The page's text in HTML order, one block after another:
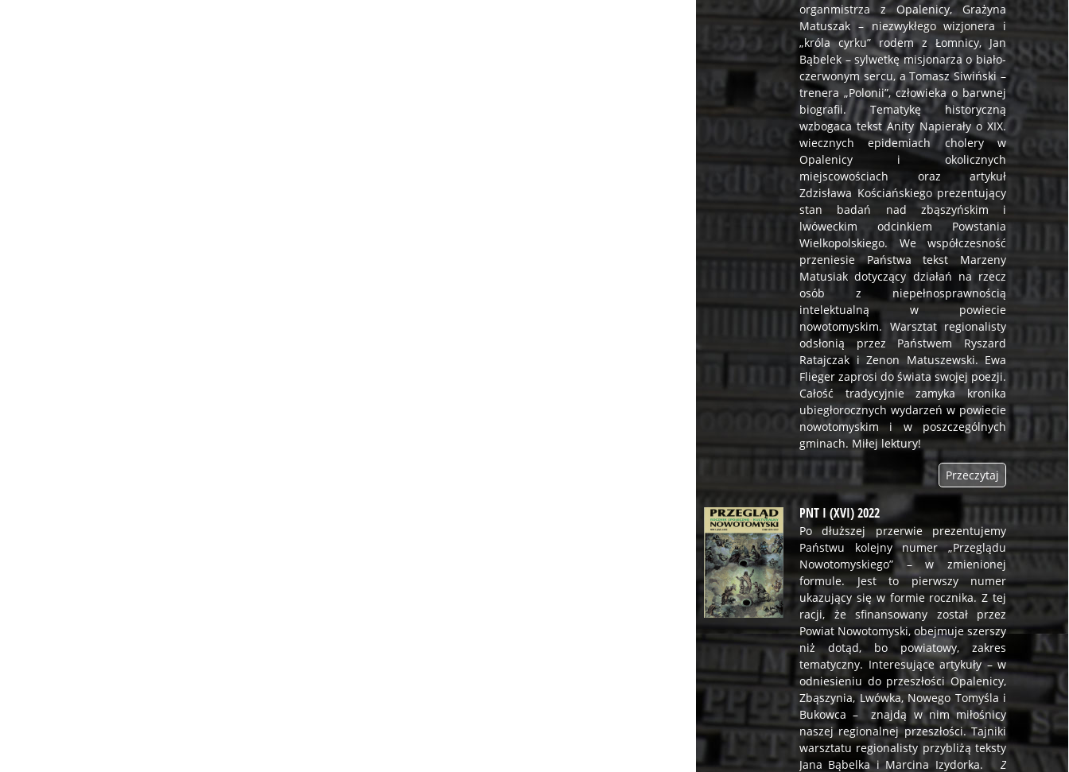
organmistrza z Opalenicy, Grażyna
Matuszak – niezwykłego wizjonera i
„króla cyrku” rodem z Łomnicy, Jan
Bąbelek – sylwetkę misjonarza o biało-
czerwonym sercu, a Tomasz Siwiński –
trenera „Polonii”, człowieka o barwnej
biografii. Tematykę historyczną
wzbogaca tekst Anity Napierały o XIX.
wiecznych epidemiach cholery w
Opalenicy i okolicznych
miejscowościach oraz artykuł
Zdzisława Kościańskiego prezentujący
stan badań nad zbąszyńskim i
lwóweckim odcinkiem Powstania
Wielkopolskiego. We współczesność
przeniesie Państwa tekst Marzeny
Matusiak dotyczący działań na rzecz
osób z niepełnosprawnością
intelektualną w powiecie
nowotomyskim. Warsztat regionalisty
odsłonią przez Państwem Ryszard
Ratajczak i Zenon Matuszewski. Ewa
Flieger zaprosi do świata swojej poezji.
Całość tradycyjnie zamyka kronika
ubiegłorocznych wydarzeń w powiecie
nowotomyskim i w poszczególnych
gminach. Miłej lektury!
Przeczytaj
PNT I (XVI) 2022
Po dłuższej przerwie prezentujemy
Państwu kolejny numer „Przeglądu
Nowotomyskiego” – w zmienionej
formule. Jest to pierwszy numer
ukazujący się w formie rocznika. Z tej
racji, że sfinansowany został przez
Powiat Nowotomyski, obejmuje szerszy
niż dotąd, bo powiatowy, zakres
tematyczny. Interesujące artykuły – w
odniesieniu do przeszłości Opalenicy,
Zbąszynia, Lwówka, Nowego Tomyśla i
Bukowca – znajdą w nim miłośnicy
naszej regionalnej przeszłości. Tajniki
warsztatu regionalisty przybliżą teksty
Jana Bąbelka i Marcina Izydorka.
Z